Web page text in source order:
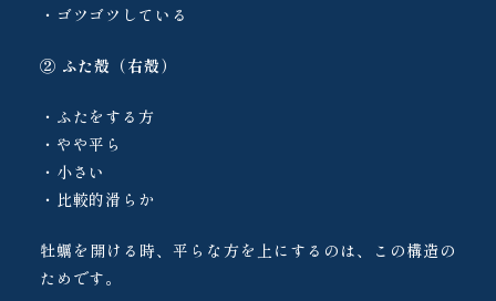
・ゴツゴツしている
② ふた殻（右殻）
・ふたをする方
・やや平ら
・小さい
・比較的滑らか
牡蠣を開ける時、平らな方を上にするのは、この構造の
ためです。